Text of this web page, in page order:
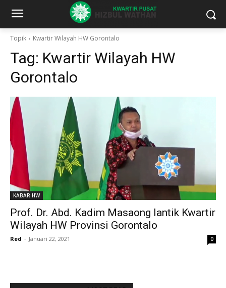
Topik Kwartir Wilayah HW Gorontalo
Tag: Kwartir Wilayah HW
Gorontalo
KABAR HW
Prof. Dr. Abd. Kadim Masaong lantik Kwartir
Wilayah HW Provinsi Gorontalo
Red - Januari 22, 2021 0